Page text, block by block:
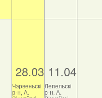
28.03
Чэрвеньскі
р-н, А.
11.04
Лепельскі
р-н, А.